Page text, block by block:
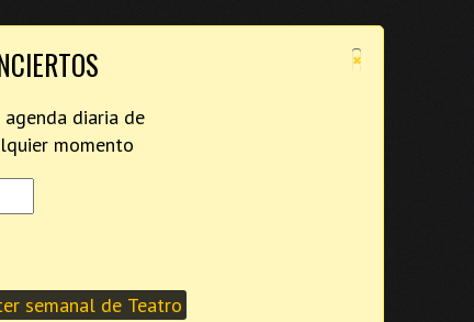
×
diaria de
momento
semanal de Teatro